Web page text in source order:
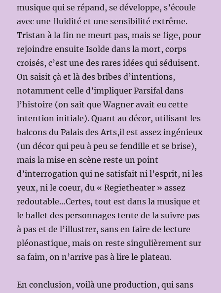
musique qui se répand, se développe, s’écoule
avec une fluidité et une sensibilité extrême.
Tristan à la fin ne meurt pas, mais se fige, pour
rejoindre ensuite Isolde dans la mort, corps
croisés, c’est une des rares idées qui séduisent.
On saisit çà et là des bribes d’intentions,
notamment celle d’impliquer Parsifal dans
l’histoire (on sait que Wagner avait eu cette
intention initiale). Quant au décor, utilisant les
balcons du Palais des Arts,il est assez ingénieux
(un décor qui peu à peu se fendille et se brise),
mais la mise en scène reste un point
d’interrogation qui ne satisfait ni l’esprit, ni les
yeux, ni le coeur, du « Regietheater » assez
redoutable…Certes, tout est dans la musique et
le ballet des personnages tente de la suivre pas
à pas et de l’illustrer, sans en faire de lecture
pléonastique, mais on reste singulièrement sur
sa faim, on n’arrive pas à lire le plateau.
En conclusion, voilà une production, qui sans